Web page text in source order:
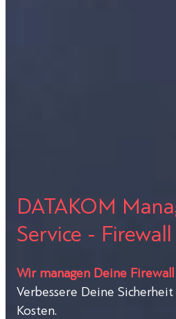
DATAKOM
Service - Firewall
Wir managen Deine Firewall
Verbessere Deine
Kosten.